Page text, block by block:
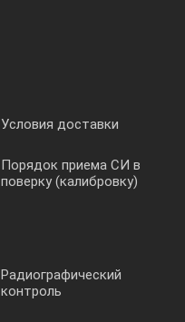
Условия доставки
Порядок приема СИ в
поверку (калибровку)
Радиографический
контроль